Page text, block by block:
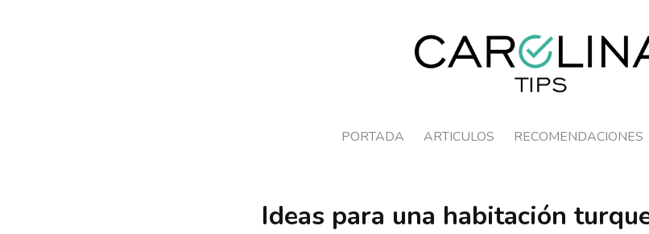
PORTADA ARTICULOS RECOMENDACIONES
Ideas para una habitación